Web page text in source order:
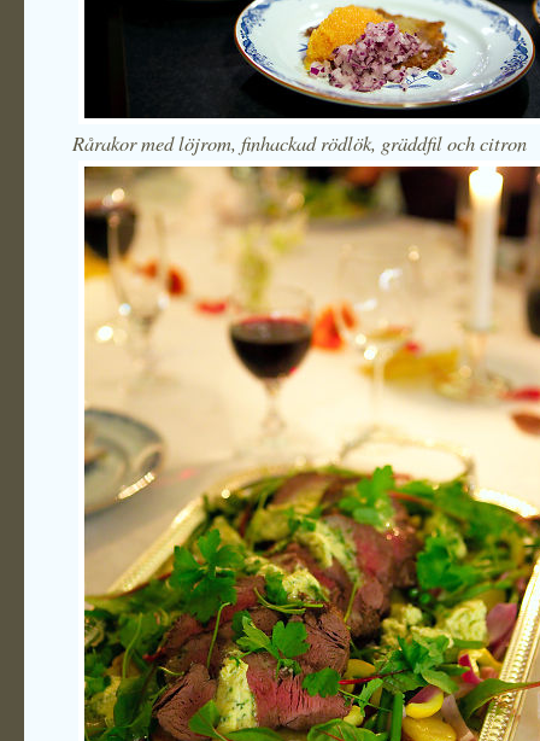
Rårakor med löjrom, finhackad rödlök, gräddfil och citron